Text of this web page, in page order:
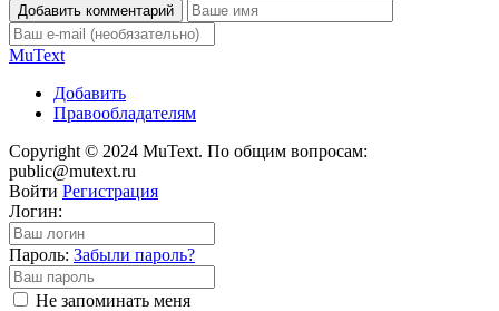
Добавить комментарий
MuText
Добавить
Правообладателям
Copyright © 2024 MuText. По общим вопросам:
public@mutext.ru
Войти Регистрация
Логин:
Пароль: Забыли пароль?
Не запоминать меня